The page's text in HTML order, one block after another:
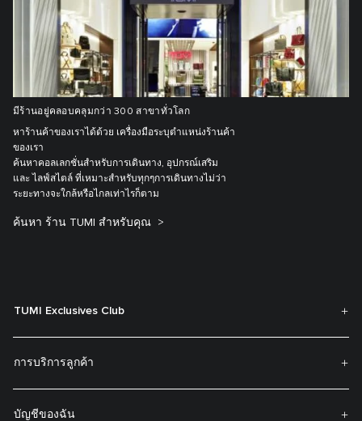
มีร้านอยู่คลอบคลุมกว่า 300 สาขาทั่วโลก
หาร้านค้าของเราได้ด้วย เครื่องมือระบุตำแหน่งร้านค้า
ของเรา
ค้นหาคอลเลกชั่นสำหรับการเดินทาง, อุปกรณ์เสริม
และ ไลฟ์สไตล์ ที่เหมาะสำหรับทุกๆการเดินทางไม่ว่า
ระยะทางจะใกล้หรือไกลเท่าไรก็ตาม
ค้นหา ร้าน TUMI สำหรับคุณ
TUMI Exclusives Club
การบริการลูกค้า
บัญชีของฉัน